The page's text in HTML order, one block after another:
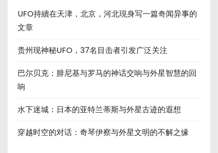
UFO持續在天津，北京，河北現身写一篇奇闻异事的
文章
贵州现神秘UFO，37名目击者引发广泛关注
巴尔贝克：腓尼基与罗马的神话交响与外星智慧的回
响
水下迷城：日本的亚特兰蒂斯与外星古迹的遐想
穿越时空的对话：奇琴伊察与外星文明的不解之缘